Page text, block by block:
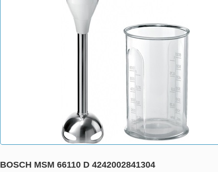
BOSCH MSM 66110 D 4242002841304